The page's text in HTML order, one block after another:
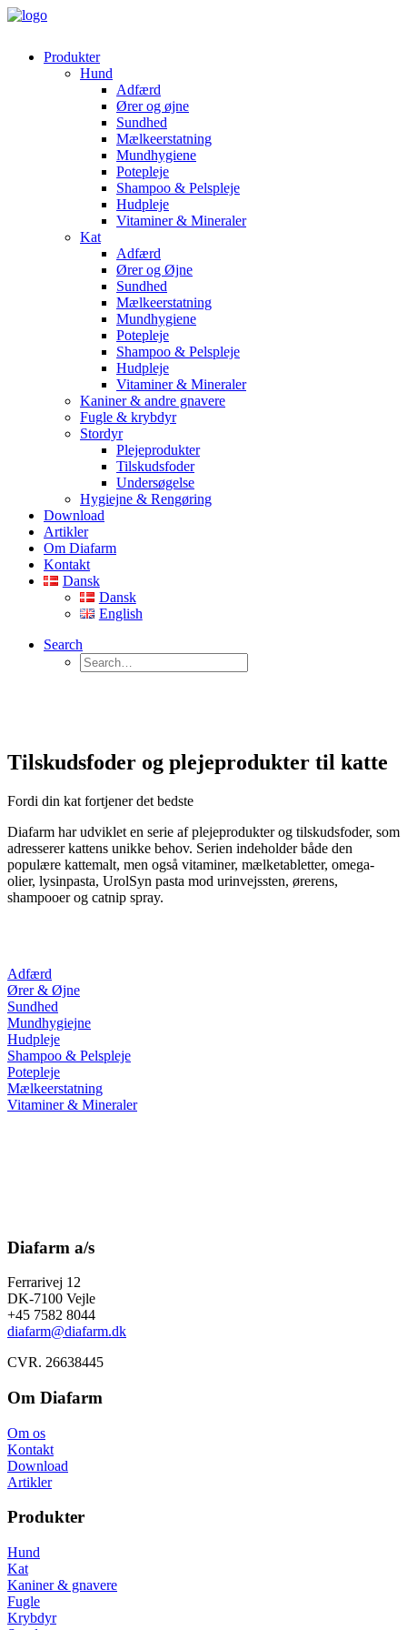
Produkter
Hund
Adfærd
Ører og øjne
Sundhed
Mælkeerstatning
Mundhygiene
Potepleje
Shampoo & Pelspleje
Hudpleje
Vitaminer & Mineraler
Kat
Adfærd
Ører og Øjne
Sundhed
Mælkeerstatning
Mundhygiene
Potepleje
Shampoo & Pelspleje
Hudpleje
Vitaminer & Mineraler
Kaniner & andre gnavere
Fugle & krybdyr
Stordyr
Plejeprodukter
Tilskudsfoder
Undersøgelse
Hygiejne & Rengøring
Download
Artikler
Om Diafarm
Kontakt
Dansk
Dansk
English
Search
Tilskudsfoder og plejeprodukter til katte
Fordi din kat fortjener det bedste
Diafarm har udviklet en serie af plejeprodukter og tilskudsfoder, som
adresserer kattens unikke behov. Serien indeholder både den
populære kattemalt, men også vitaminer, mælketabletter, omega-
olier, lysinpasta, UrolSyn pasta mod urinvejssten, ørerens,
shampooer og catnip spray.
Adfærd
Ører & Øjne
Sundhed
Mundhygiejne
Hudpleje
Shampoo & Pelspleje
Potepleje
Mælkeerstatning
Vitaminer & Mineraler
Diafarm a/s
Ferrarivej 12
DK-7100 Vejle
+45 7582 8044
diafarm@diafarm.dk
CVR. 26638445
Om Diafarm
Om os
Kontakt
Download
Artikler
Produkter
Hund
Kat
Kaniner & gnavere
Fugle
Krybdyr